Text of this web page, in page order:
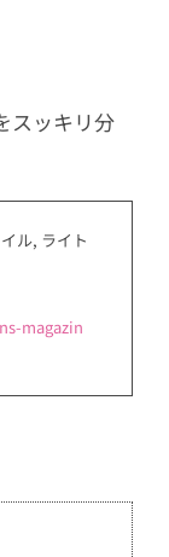
スッキリ分
ル, ライト
magazin